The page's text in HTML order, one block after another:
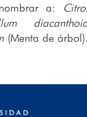
a:
(Menta de árbol).